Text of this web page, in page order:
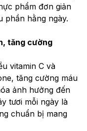
phẩm đơn giản
phần hằng ngày.
tăng cường
vitamin C và
tăng cường máu
ảnh hưởng đến
tươi mỗi ngày là
chuẩn bị mang